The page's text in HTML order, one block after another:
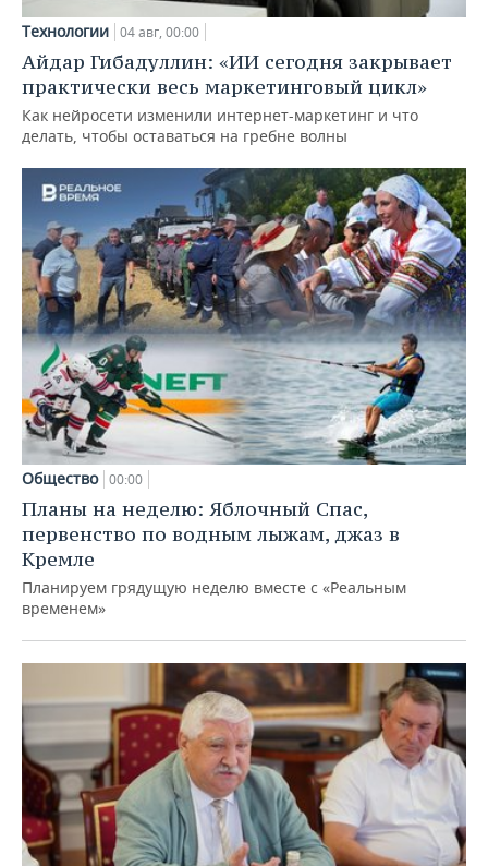
Технологии 04 авг, 00:00
Айдар Гибадуллин: «ИИ сегодня закрывает
практически весь маркетинговый цикл»
Как нейросети изменили интернет-маркетинг и что
делать, чтобы оставаться на гребне волны
Общество 00:00
Планы на неделю: Яблочный Спас,
первенство по водным лыжам, джаз в
Кремле
Планируем грядущую неделю вместе с «Реальным
временем»